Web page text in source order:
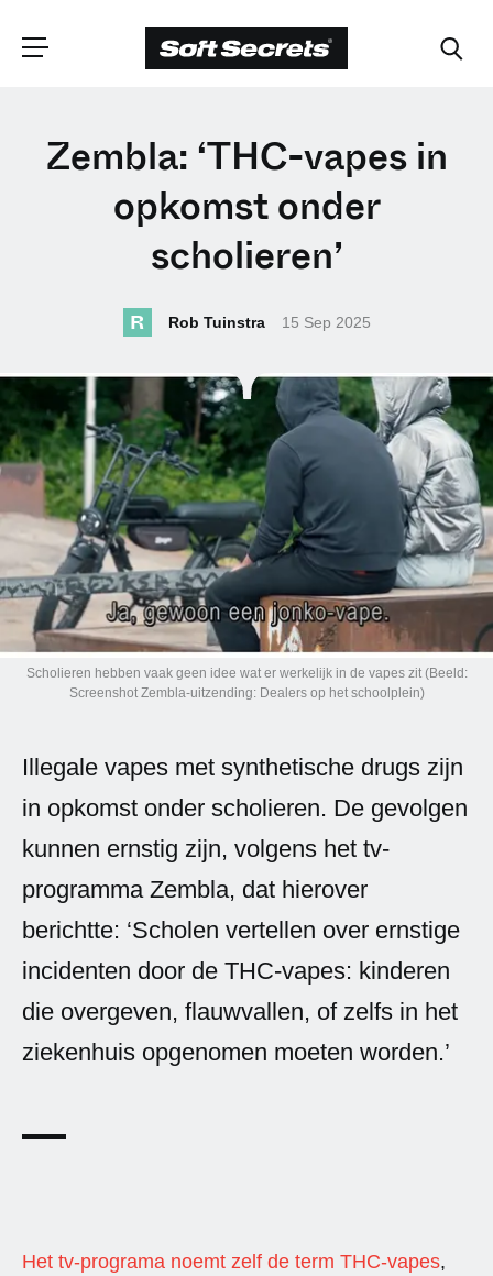
CHOOSE YOUR
LANGUAGE
English (United Kingdom)
English (United States)
Spanish (Spain)
Spanish (Latin America)
German
French
Italian
Polish
Zembla: ‘THC-vapes in
opkomst onder
scholieren’
R Rob Tuinstra 15 Sep 2025
Scholieren hebben vaak geen idee wat er werkelijk in de vapes zit (Beeld:
Screenshot Zembla-uitzending: Dealers op het schoolplein)
Illegale vapes met synthetische drugs zijn
in opkomst onder scholieren. De gevolgen
kunnen ernstig zijn, volgens het tv-
programma Zembla, dat hierover
berichtte: ‘Scholen vertellen over ernstige
incidenten door de THC-vapes: kinderen
die overgeven, flauwvallen, of zelfs in het
ziekenhuis opgenomen moeten worden.’
Het tv-programa noemt zelf de term THC-vapes,